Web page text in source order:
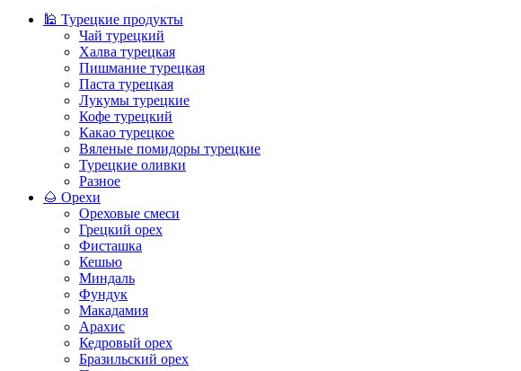
🕌 Турецкие продукты
Чай турецкий
Халва турецкая
Пишмание турецкая
Паста турецкая
Лукумы турецкие
Кофе турецкий
Какао турецкое
Вяленые помидоры турецкие
Турецкие оливки
Разное
🌰 Орехи
Ореховые смеси
Грецкий орех
Фисташка
Кешью
Миндаль
Фундук
Макадамия
Арахис
Кедровый орех
Бразильский орех